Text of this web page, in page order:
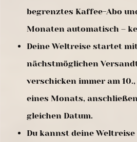
begrenztes Kaffee-Abo
Monaten automatisch –
Deine Weltreise startet
nächstmöglichen
verschicken immer am 10.,
eines Monats,
gleichen Datum.
Du kannst deine